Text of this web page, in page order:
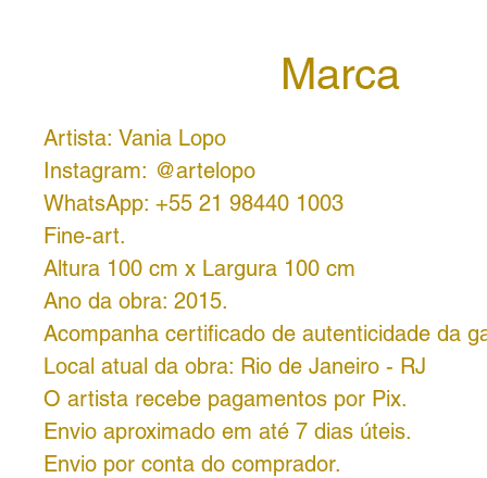
Marca
Artista: Vania Lopo
Instagram: @artelopo
WhatsApp: +55 21 98440 1003
Fine-art.
Altura 100 cm x Largura 100 cm
Ano da obra: 2015.
Acompanha certificado de autenticidade da
Local atual da obra: Rio de Janeiro - RJ
O artista recebe pagamentos por Pix.
Envio aproximado em até 7 dias úteis.
Envio por conta do comprador.